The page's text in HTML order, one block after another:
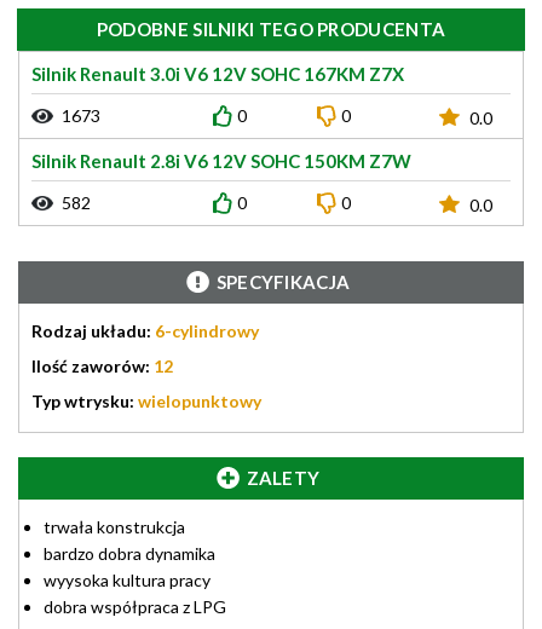
PODOBNE SILNIKI TEGO PRODUCENTA
Silnik Renault 3.0i V6 12V SOHC 167KM Z7X
1673 0 0 0.0
Silnik Renault 2.8i V6 12V SOHC 150KM Z7W
582 0 0 0.0
SPECYFIKACJA
Rodzaj układu: 6-cylindrowy
Ilość zaworów: 12
Typ wtrysku: wielopunktowy
ZALETY
trwała konstrukcja
bardzo dobra dynamika
wyysoka kultura pracy
dobra współpraca z LPG